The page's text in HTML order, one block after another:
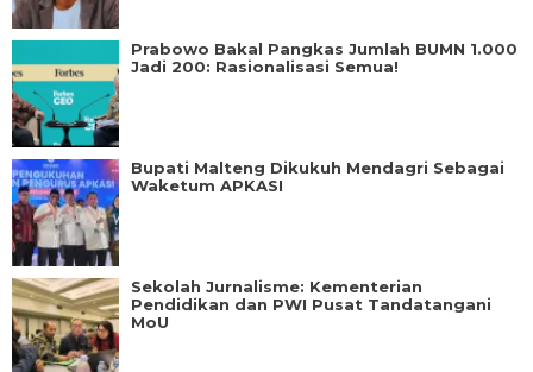
Prabowo Bakal Pangkas Jumlah BUMN 1.000
Jadi 200: Rasionalisasi Semua!
Bupati Malteng Dikukuh Mendagri Sebagai
Waketum APKASI
Sekolah Jurnalisme: Kementerian
Pendidikan dan PWI Pusat Tandatangani
MoU